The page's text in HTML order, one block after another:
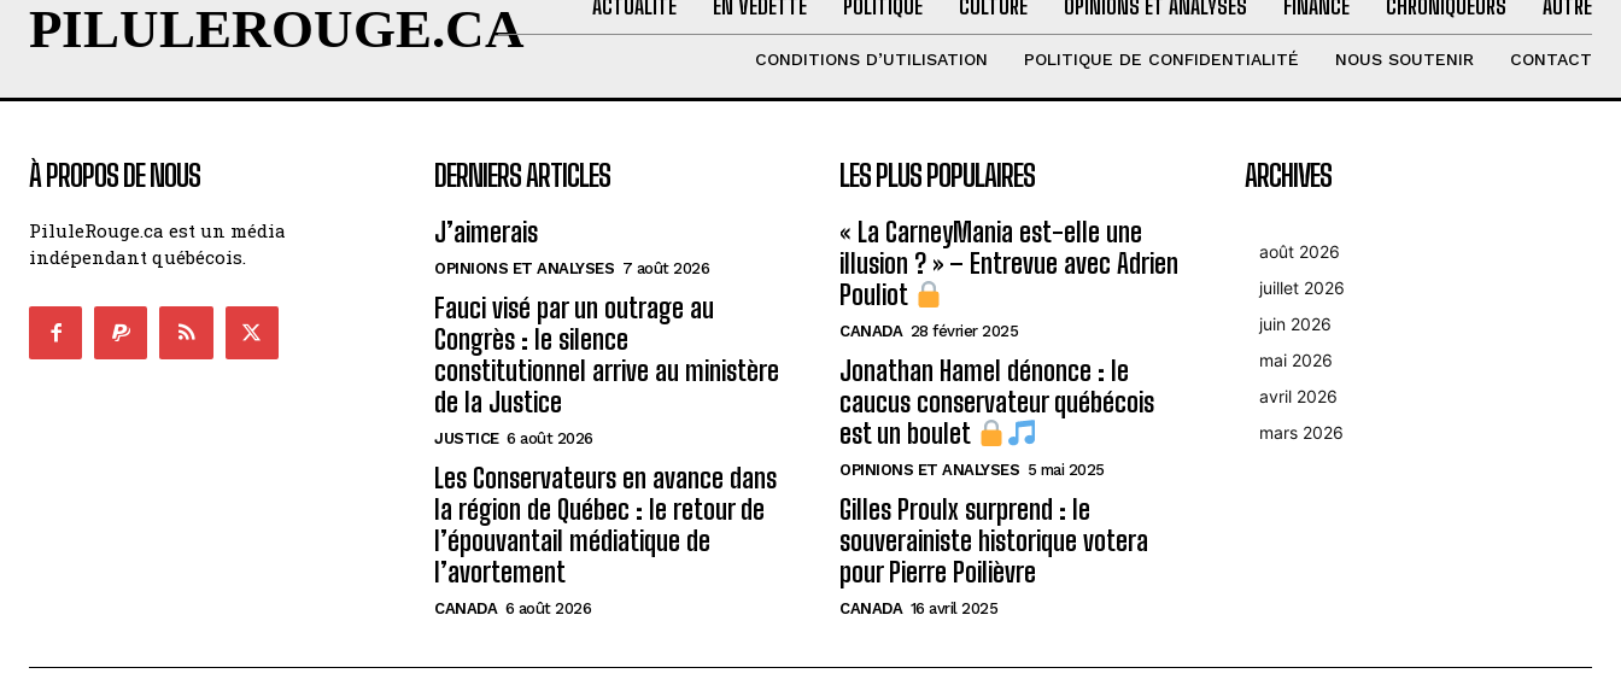
PILULEROUGE.CA ACTUALITÉ EN VEDETTE POLITIQUE CULTURE OPINIONS ET ANALYSES FINANCE CHRONIQUEURS AUTRE
CONDITIONS D’UTILISATION POLITIQUE DE CONFIDENTIALITÉ NOUS SOUTENIR CONTACT
À PROPOS DE NOUS
PiluleRouge.ca est un média
indépendant québécois.
DERNIERS ARTICLES
J’aimerais
OPINIONS ET ANALYSES 7 août 2026
Fauci visé par un outrage au
Congrès : le silence
constitutionnel arrive au ministère
de la Justice
JUSTICE 6 août 2026
Les Conservateurs en avance dans
la région de Québec : le retour de
l’épouvantail médiatique de
l’avortement
CANADA 6 août 2026
LES PLUS POPULAIRES
« La CarneyMania est-elle une
illusion ? » – Entrevue avec Adrien
Pouliot
CANADA 28 février 2025
Jonathan Hamel dénonce : le
caucus conservateur québécois
est un boulet
OPINIONS ET ANALYSES 5 mai 2025
Gilles Proulx surprend : le
souverainiste historique votera
pour Pierre Poilièvre
CANADA 16 avril 2025
ARCHIVES
août 2026
juillet 2026
juin 2026
mai 2026
avril 2026
mars 2026